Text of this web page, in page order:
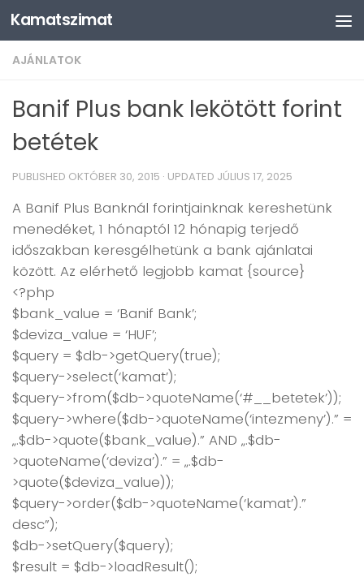
Skip to content
Kamatszimat
AJÁNLATOK
Banif Plus bank lekötött forint
betétek
PUBLISHED OKTÓBER 30, 2015 · UPDATED JÚLIUS 17, 2025
A Banif Plus Banknál forintjainknak kereshetünk
menedéket, 1 hónaptól 12 hónapig terjedő
időszakban keresgélhetünk a bank ajánlatai
között. Az elérhető legjobb kamat {source}
<?php
$bank_value = ‘Banif Bank’;
$deviza_value = ‘HUF’;
$query = $db->getQuery(true);
$query->select(‘kamat’);
$query->from($db->quoteName(‘#__betetek’));
$query->where($db->quoteName(‘intezmeny’).” =
„.$db->quote($bank_value).” AND „.$db-
>quoteName(‘deviza’).” = „.$db-
>quote($deviza_value));
$query->order($db->quoteName(‘kamat’).”
desc”);
$db->setQuery($query);
$result = $db->loadResult();